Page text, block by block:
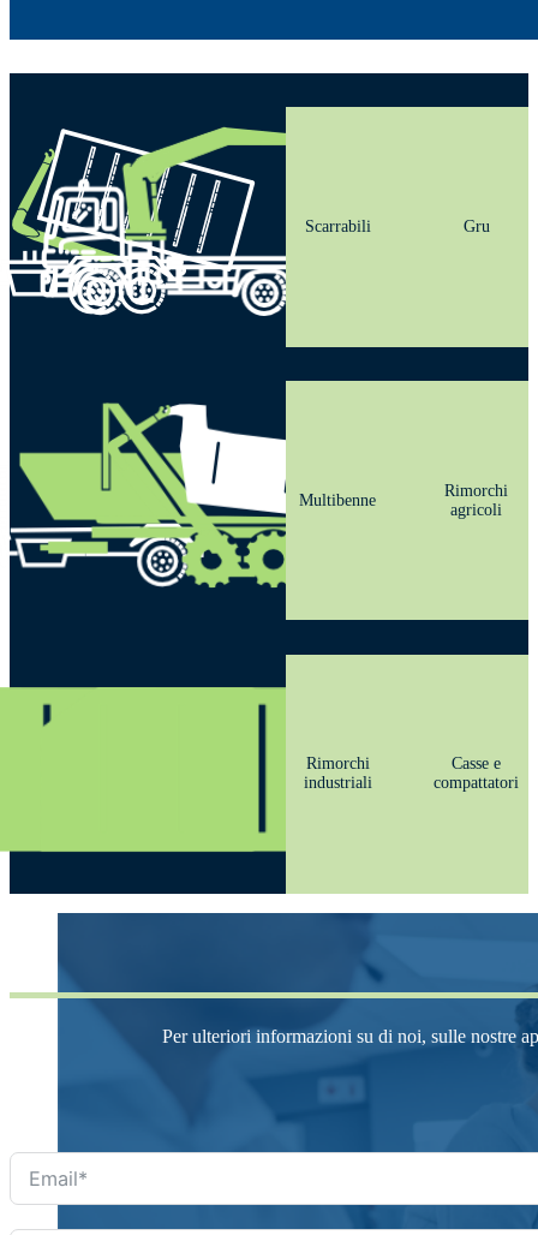
Scarrabili Gru
Multibenne
Rimorchi
agricoli
Rimorchi
industriali
Casse e
compattatori
Per ulteriori informazioni su di noi, sulle nostre